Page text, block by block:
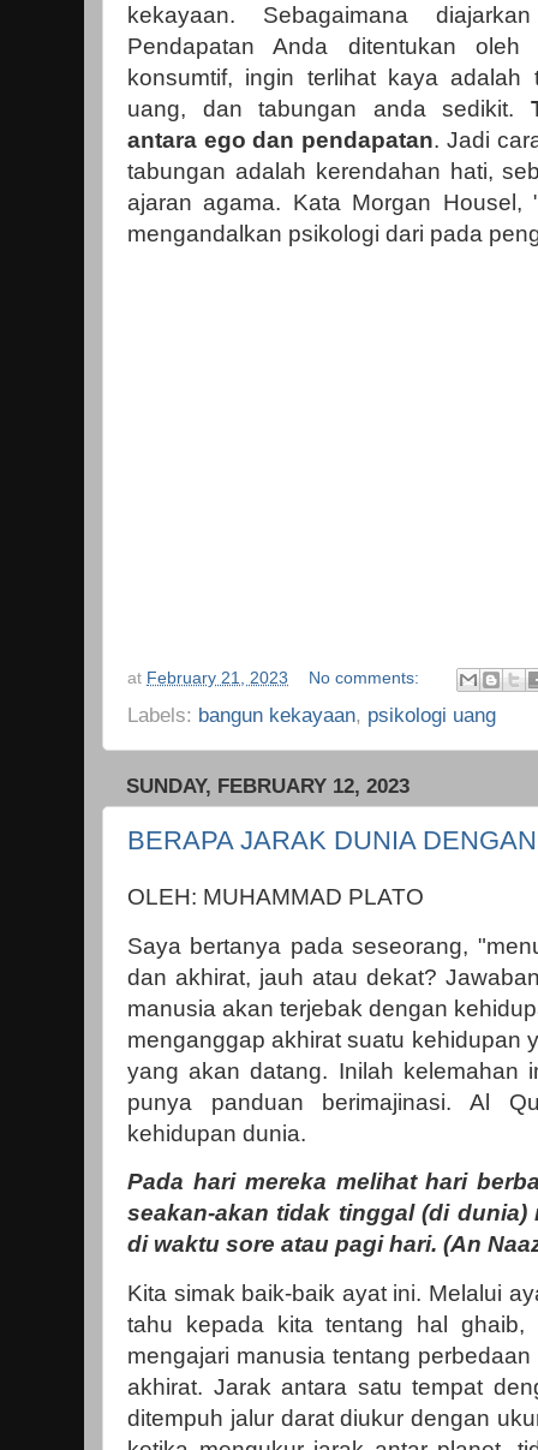
kekayaan. Sebagaimana
Pendapatan Anda ditentukan
konsumtif, ingin terlihat kaya
uang, dan tabungan anda sedikit.
antara ego dan pendapatan. Jadi
tabungan adalah kerendahan hati,
ajaran agama. Kata Morgan Housel,
mengandalkan psikologi dari pada
at February 21, 2023 No comments:
Labels: bangun kekayaan, psikologi uang
SUNDAY, FEBRUARY 12, 2023
BERAPA JARAK DUNIA
OLEH: MUHAMMAD PLATO
Saya bertanya pada seseorang,
dan akhirat, jauh atau dekat?
manusia akan terjebak dengan
menganggap akhirat suatu kehidupan
yang akan datang. Inilah kelemahan
punya panduan berimajinasi. Al
kehidupan dunia.
Pada hari mereka melihat hari
seakan-akan tidak tinggal (di dunia)
di waktu sore atau pagi hari. (An
Kita simak baik-baik ayat ini. Melalui
tahu kepada kita tentang hal ghaib,
mengajari manusia tentang
akhirat. Jarak antara satu tempat
ditempuh jalur darat diukur dengan